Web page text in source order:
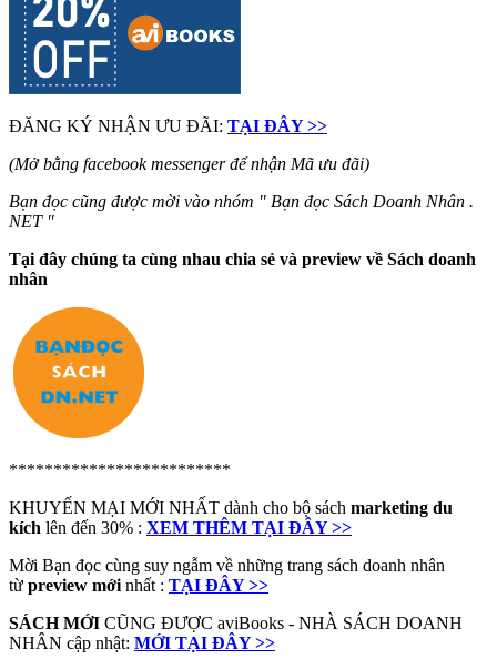
ĐĂNG KÝ NHẬN ƯU ĐÃI: TẠI ĐÂY >>
(Mở bằng facebook messenger để nhận Mã ưu đãi)
Bạn đọc cũng được mời vào nhóm " Bạn đọc Sách Doanh Nhân .
NET "
Tại đây chúng ta cùng nhau chia sẻ và preview về Sách doanh
nhân
*************************
KHUYẾN MẠI MỚI NHẤT dành cho bộ sách marketing du
kích lên đến 30% : XEM THÊM TẠI ĐÂY >>
Mời Bạn đọc cùng suy ngẫm về những trang sách doanh nhân
từ preview mới nhất : TẠI ĐÂY >>
SÁCH MỚI CŨNG ĐƯỢC aviBooks - NHÀ SÁCH DOANH
NHÂN cập nhật: MỚI TẠI ĐÂY >>